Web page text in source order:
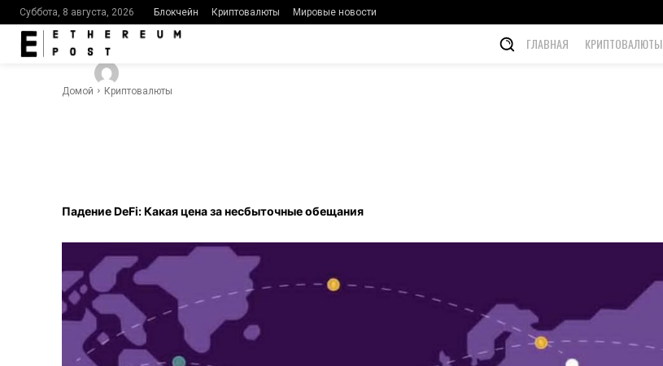
Суббота, 8 августа, 2026 Блокчейн Криптовалюты Мировые новости
ГЛАВНАЯ КРИПТОВАЛЮТЫ
Домой Криптовалюты
несбыточные обещания
Падение DeFi: Какая цена за несбыточные обещания